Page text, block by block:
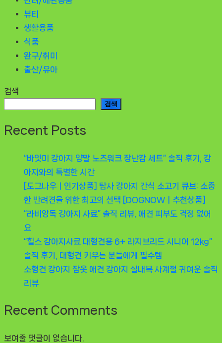
뷰티
생활용품
식품
완구/취미
출산/유아
검색
검색
Recent Posts
“바잇미 강아지 양말 노즈워크 장난감 세트” 솔직 후기, 강
아지와의 특별한 시간
[도그나우ㅣ인기상품] 탐사 강아지 간식 소고기 큐브: 소중
한 반려견을 위한 최고의 선택 [DOGNOWㅣ추천상품]
“라비앙독 강아지 사료” 솔직 리뷰, 애견 피부도 걱정 없어
요
“힐스 강아지사료 대형견용 6+ 라지브리드 시니어 12kg”
솔직 후기, 대형견 키우는 분들에게 필수템
소형견 강아지 잠옷 애견 강아지 실내복 사계절 귀여운 솔직
리뷰
Recent Comments
보여줄 댓글이 없습니다.